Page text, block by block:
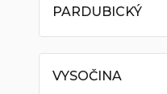
PARDUBICKÝ
VYSOČINA